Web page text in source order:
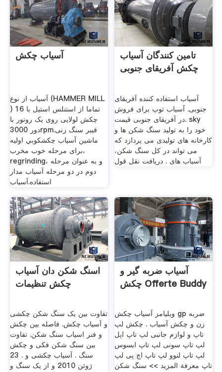
آسیاب چکش
آسیاب از نوع (HAMMER MILL
) تماما از استنلس استیل با 16
چکش لولایی روی یک روتور با
دور 3000rpm.فیبر سنگ زنی
ماشین آسیاب چکشكوبي اولیه
برای مرحله خوب مخرب،
regrinding، و به عنوان مرحله
دوم در دو مرحله آسیاب مدار
استفاده.آسیاب
تامین کنندگان آسیاب
چکش آفریقای جنوبی
آسیاب استفاده کننده آفریقای
جنوبی. آسیاب توپ برای فروش
در آفریقای جنوبی قیمت. sky
خود را به تولید سنگ شکن ها و
کارخانه های تولیدی می پردازد که
می تواند در کل سنگ شکن،
آسیاب های . دریافت نقل قول
اسنگ شکن دان آسیاب
چکش تنظیمات
تفاوت بین یک سنگ شکن چکشی
و آسیاب چکش. فاصله بین چکش
و فنر اسیاب سنگ شکن. تفاوت
بین سنگ شکن فکی و چکش
سنگ . آسیاب چکشی و . 23
ژوئن 2010 و از یک سنگ و
آسیاب ضربه گیر و
چکش Offerte Buddy
ویلیامز آسیاب چکش gp ضربه
زن و چکش آسیاب . چکش لپ
تاپ و لوازم جانبی لپ تاپ اپل
لپ تاپ سونی لپ تاپ ایسوس
لپ تاپ لنوو لپ تاپ اچ پی لپ
تاپ معرفة المزيد >> سنگ شکن